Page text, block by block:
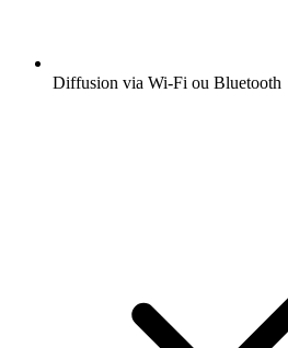
Diffusion via Wi-Fi ou Bluetooth